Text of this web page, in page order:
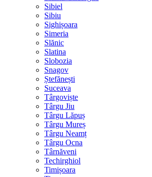
Sibiel
Sibiu
Sighișoara
Simeria
Slănic
Slatina
Slobozia
Snagov
Ștefănești
Suceava
Târgoviște
Târgu Jiu
Târgu Lăpuș
Târgu Mureș
Târgu Neamț
Târgu Ocna
Târnăveni
Techirghiol
Timișoara